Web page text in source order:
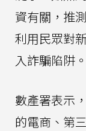
資有關，推
利用民眾對
入詐騙陷阱。
數產署表示
的電商、第